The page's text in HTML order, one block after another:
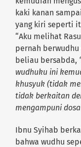
kaki kanan
yang kiri seperti
“Aku melihat
pernah
beliau bersabda,
wudhuku ini
khusyuk (tidak
tidak berkaitan
mengampuni
Ibnu Syihab
bahwa wudhu